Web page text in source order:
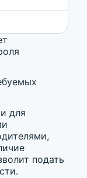
для
подать